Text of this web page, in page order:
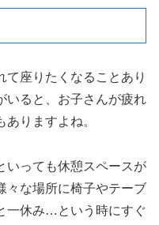
て座りたくなることあり
いると、お子さんが疲れ
りますよね。
いっても休憩スペースが
々な場所に椅子やテーブ
一休み…という時にすぐ